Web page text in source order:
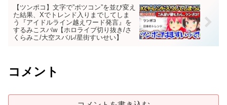
【ツンポコ】文字で”ポツコン”を並び変え
た結果、Xでトレンド入りまでしてしま
う『アイドルライン越えワード発言』を
するみこスバw【ホロライブ切り抜き/さ
くらみこ/大空スバル/星街すいせい】
コメント